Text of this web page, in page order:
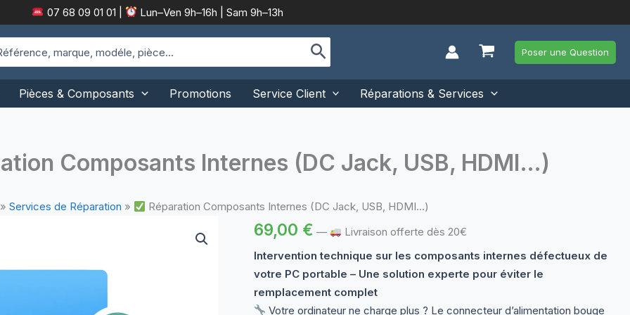
07 68 09 01 01 Lun–Ven 9h–16h | Sam 9h–13h
Poser une Question
Pièces & Composants Promotions Service Client Réparations & Services
Composants Internes (DC Jack, USB, HDMI…)
» Services de Réparation » Réparation Composants Internes (DC Jack, USB, HDMI…)
69,00 € —
Livraison offerte dès 20€
Intervention technique sur les composants internes défectueux de
votre PC portable – Une solution experte pour éviter le
remplacement complet
Votre ordinateur ne charge plus ? Le connecteur d’alimentation bouge